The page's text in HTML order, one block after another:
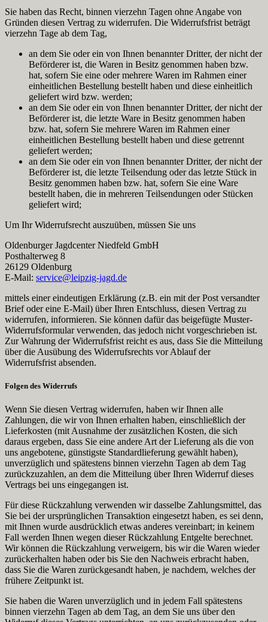
Sie haben das Recht, binnen vierzehn Tagen ohne Angabe von
Gründen diesen Vertrag zu widerrufen. Die Widerrufsfrist beträgt
vierzehn Tage ab dem Tag,
an dem Sie oder ein von Ihnen benannter Dritter, der nicht der
Beförderer ist, die Waren in Besitz genommen haben bzw.
hat, sofern Sie eine oder mehrere Waren im Rahmen einer
einheitlichen Bestellung bestellt haben und diese einheitlich
geliefert wird bzw. werden;
an dem Sie oder ein von Ihnen benannter Dritter, der nicht der
Beförderer ist, die letzte Ware in Besitz genommen haben
bzw. hat, sofern Sie mehrere Waren im Rahmen einer
einheitlichen Bestellung bestellt haben und diese getrennt
geliefert werden;
an dem Sie oder ein von Ihnen benannter Dritter, der nicht der
Beförderer ist, die letzte Teilsendung oder das letzte Stück in
Besitz genommen haben bzw. hat, sofern Sie eine Ware
bestellt haben, die in mehreren Teilsendungen oder Stücken
geliefert wird;
Um Ihr Widerrufsrecht auszuüben, müssen Sie uns
Oldenburger Jagdcenter Niedfeld GmbH
Posthalterweg 8
26129 Oldenburg
E-Mail: service@leipzig-jagd.de
mittels einer eindeutigen Erklärung (z.B. ein mit der Post versandter
Brief oder eine E-Mail) über Ihren Entschluss, diesen Vertrag zu
widerrufen, informieren. Sie können dafür das beigefügte Muster-
Widerrufsformular verwenden, das jedoch nicht vorgeschrieben ist.
Zur Wahrung der Widerrufsfrist reicht es aus, dass Sie die Mitteilung
über die Ausübung des Widerrufsrechts vor Ablauf der
Widerrufsfrist absenden.
Folgen des Widerrufs
Wenn Sie diesen Vertrag widerrufen, haben wir Ihnen alle
Zahlungen, die wir von Ihnen erhalten haben, einschließlich der
Lieferkosten (mit Ausnahme der zusätzlichen Kosten, die sich
daraus ergeben, dass Sie eine andere Art der Lieferung als die von
uns angebotene, günstigste Standardlieferung gewählt haben),
unverzüglich und spätestens binnen vierzehn Tagen ab dem Tag
zurückzuzahlen, an dem die Mitteilung über Ihren Widerruf dieses
Vertrags bei uns eingegangen ist.
Für diese Rückzahlung verwenden wir dasselbe Zahlungsmittel, das
Sie bei der ursprünglichen Transaktion eingesetzt haben, es sei denn,
mit Ihnen wurde ausdrücklich etwas anderes vereinbart; in keinem
Fall werden Ihnen wegen dieser Rückzahlung Entgelte berechnet.
Wir können die Rückzahlung verweigern, bis wir die Waren wieder
zurückerhalten haben oder bis Sie den Nachweis erbracht haben,
dass Sie die Waren zurückgesandt haben, je nachdem, welches der
frühere Zeitpunkt ist.
Sie haben die Waren unverzüglich und in jedem Fall spätestens
binnen vierzehn Tagen ab dem Tag, an dem Sie uns über den